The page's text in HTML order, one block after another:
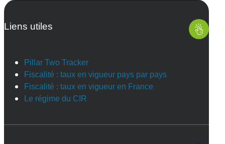
Liens utiles
Pillar Two Tracker
Fiscalité : taux en vigueur pays par pays
Fiscalité : taux en vigueur en France
Le régime du CIR